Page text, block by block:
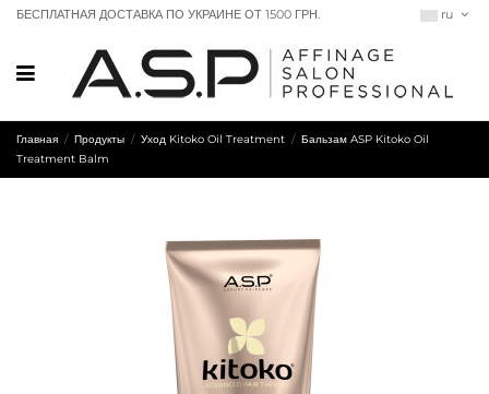
БЕСПЛАТНАЯ ДОСТАВКА ПО УКРАИНЕ ОТ 1500 ГРН. ru
Главная Продукты Уход Kitoko Oil Treatment
Бальзам ASP Kitoko Oil
Treatment Balm